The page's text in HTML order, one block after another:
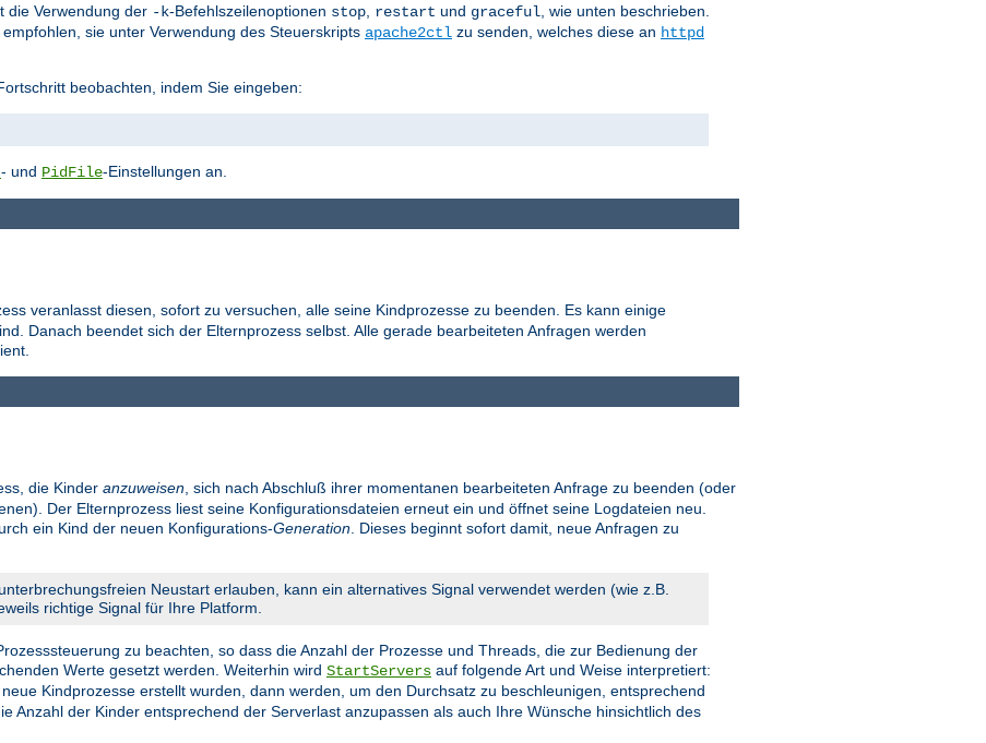
die Verwendung der -k-Befehlszeilenoptionen stop restart und graceful , wie unten beschrieben.
sie unter Verwendung des Steuerskripts apache2ctl zu senden, welches diese an httpd
beobachten, indem Sie eingeben:
- und PidFile-Einstellungen an.
veranlasst diesen, sofort zu versuchen, alle seine Kindprozesse zu beenden. Es kann einige
Danach beendet sich der Elternprozess selbst. Alle gerade bearbeiteten Anfragen werden
die Kinder anzuweisen, sich nach Abschluß ihrer momentanen bearbeiteten Anfrage zu beenden (oder
Der Elternprozess liest seine Konfigurationsdateien erneut ein und öffnet seine Logdateien neu.
ein Kind der neuen Konfigurations-Generation. Dieses beginnt sofort damit, neue Anfragen zu
Neustart erlauben, kann ein alternatives Signal verwendet werden (wie z.B.
richtige Signal für Ihre Platform.
zu beachten, so dass die Anzahl der Prozesse und Threads, die zur Bedienung der
Werte gesetzt werden. Weiterhin wird StartServers auf folgende Art und Weise interpretiert:
neue Kindprozesse erstellt wurden, dann werden, um den Durchsatz zu beschleunigen, entsprechend
Anzahl der Kinder entsprechend der Serverlast anzupassen als auch Ihre Wünsche hinsichtlich des